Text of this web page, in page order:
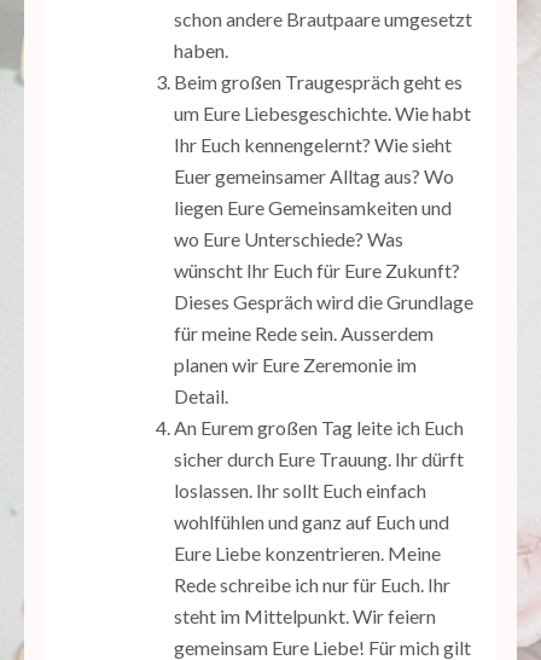
schon andere Brautpaare umgesetzt
haben.
Beim großen Traugespräch geht es
um Eure Liebesgeschichte. Wie habt
Ihr Euch kennengelernt? Wie sieht
Euer gemeinsamer Alltag aus? Wo
liegen Eure Gemeinsamkeiten und
wo Eure Unterschiede? Was
wünscht Ihr Euch für Eure Zukunft?
Dieses Gespräch wird die Grundlage
für meine Rede sein. Ausserdem
planen wir Eure Zeremonie im
Detail.
An Eurem großen Tag leite ich Euch
sicher durch Eure Trauung. Ihr dürft
loslassen. Ihr sollt Euch einfach
wohlfühlen und ganz auf Euch und
Eure Liebe konzentrieren. Meine
Rede schreibe ich nur für Euch. Ihr
steht im Mittelpunkt. Wir feiern
gemeinsam Eure Liebe! Für mich gilt